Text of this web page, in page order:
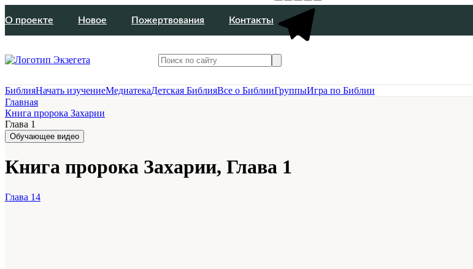
О проекте Новое Пожертвования Контакты
БиблияНачать изучениеМедиатекаДетская БиблияВсе о БиблииГруппыИгра по Библии
Главная
Книга пророка Захарии
Глава 1
Обучающее видео
Книга пророка Захарии, Глава 1
Глава 14